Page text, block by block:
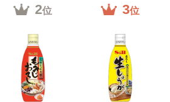
2位 3位